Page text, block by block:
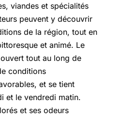
viandes et spécialités
peuvent y découvrir
de la région, tout en
et animé. Le
tout au long de
conditions
et se tient
et le vendredi matin.
et ses odeurs